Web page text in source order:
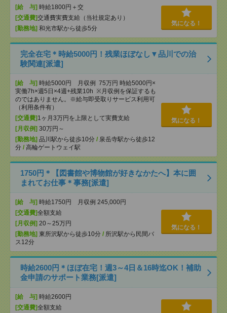
[給 与] 時給1800円＋交
[交通費]交通費実費支給（当社規定あり）
[勤務地] 和光市駅から徒歩5分
気になる！
完全在宅＊時給5000円！残業ほぼなし▼品川での治
験関連[派遣]
[給 与] 時給5000円 月収例 75万円 時給5000円×
実働7h×週5日×4週+残業10h ※月収例を保証するも
のではありません。※給与即受取りサービス利用可
（利用条件有）
[交通費] 1ヶ月3万円を上限として実費支給
[月収例] 30万円～
[勤務地] 品川駅から徒歩10分 / 泉岳寺駅から徒歩12
分 / 高輪ゲートウェイ駅
気になる！
1750円＊【図書館や博物館が好きなかたへ】本に囲
まれてお仕事＊事務[派遣]
[給 与] 時給1750円 月収例 245,000円
[交通費]全額支給
[月収例] 20～25万円
[勤務地] 東所沢駅から徒歩10分 / 所沢駅から民間バ
ス12分
気になる！
時給2600円＊ほぼ在宅！週3～4日＆16時迄OK！補助
金申請のサポート業務[派遣]
[給 与] 時給2600円
[交通費]全額支給